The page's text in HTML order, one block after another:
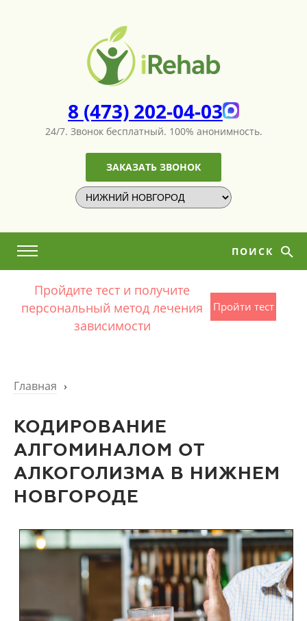
8 (473) 202-04-03
24/7. Звонок бесплатный. 100% анонимность.
ЗАКАЗАТЬ ЗВОНОК
ПОИСК
Пройдите тест и получите
персональный метод лечения
зависимости
Пройти тест
Главная ›
КОДИРОВАНИЕ
АЛГОМИНАЛОМ ОТ
АЛКОГОЛИЗМА В НИЖНЕМ
НОВГОРОДЕ